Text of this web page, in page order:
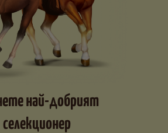
най-добрият
селекционер